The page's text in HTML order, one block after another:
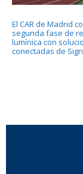
El CAR de Madrid
segunda fase de
lumínica con
conectadas de